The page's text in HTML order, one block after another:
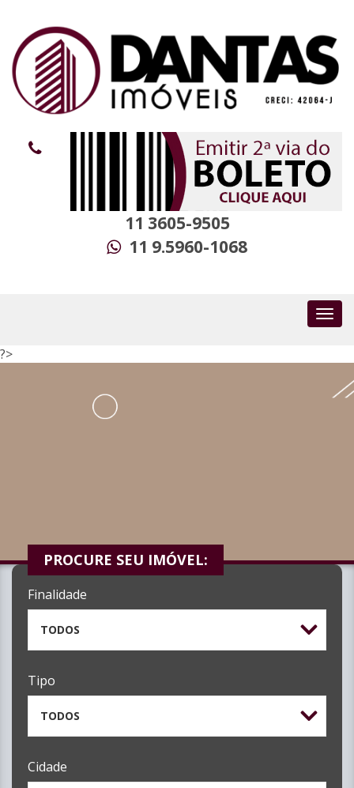
11 3605-9505
11 9.5960-1068
?>
PROCURE SEU IMÓVEL:
Finalidade
TODOS
Tipo
TODOS
Cidade